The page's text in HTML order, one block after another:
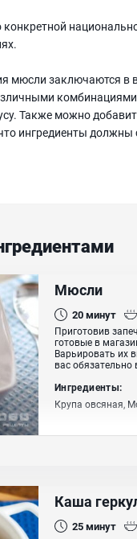
мюсли заключаются
Также можно
ингредиенты
Мюсли
20минут
Приготовив
готовые в
Варьировать их
вас обязательно
Ингредиенты:
Крупа овсяная,
Каша
25минут